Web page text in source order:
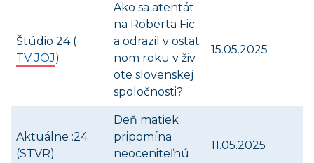
Štúdio 24 (
TV JOJ)
Ako sa atentát
na Roberta Fic
a odrazil v ostat
nom roku v živ
ote slovenskej
spoločnosti?
15.05.2025
Aktuálne :24
(STVR)
Deň matiek
pripomína
neoceniteľnú
11.05.2025